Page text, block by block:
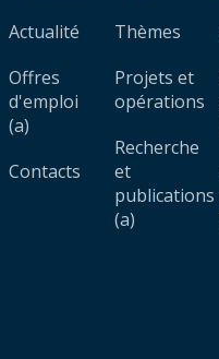
Actualité
Offres
d'emploi
(a)
Contacts
Thèmes
Projets et
opérations
Recherche
et
publications
(a)